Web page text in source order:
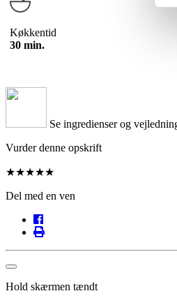
Køkkentid
30 min.
Se ingredienser og
Vurder denne opskrift
★★★★★
Del med en ven
Hold skærmen tændt